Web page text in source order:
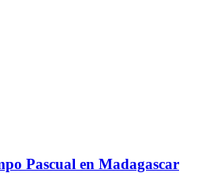
Pascual en Madagascar